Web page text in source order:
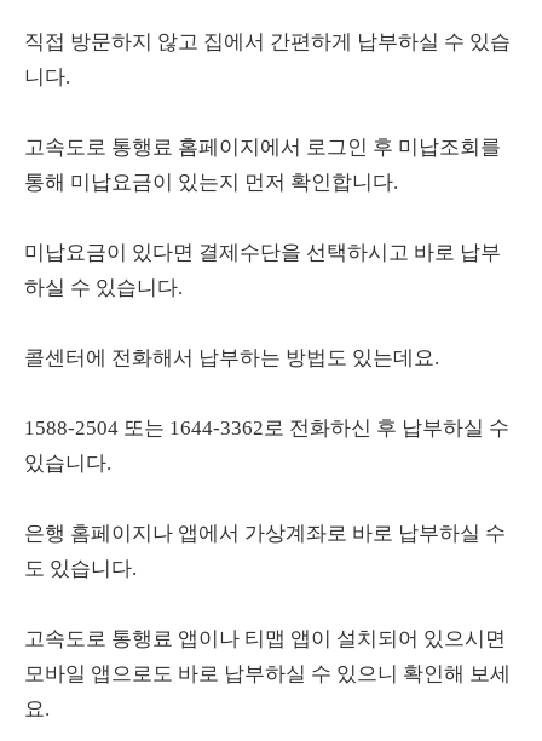
직접 방문하지 않고 집에서 간편하게 납부하실 수 있습
니다.
고속도로 통행료 홈페이지에서 로그인 후 미납조회를
통해 미납요금이 있는지 먼저 확인합니다.
미납요금이 있다면 결제수단을 선택하시고 바로 납부
하실 수 있습니다.
콜센터에 전화해서 납부하는 방법도 있는데요.
1588-2504 또는 1644-3362로 전화하신 후 납부하실 수
있습니다.
은행 홈페이지나 앱에서 가상계좌로 바로 납부하실 수
도 있습니다.
고속도로 통행료 앱이나 티맵 앱이 설치되어 있으시면
모바일 앱으로도 바로 납부하실 수 있으니 확인해 보세
요.